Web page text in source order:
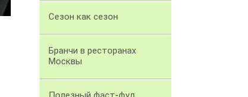
Сезон как сезон
Бранчи в ресторанах
Москвы